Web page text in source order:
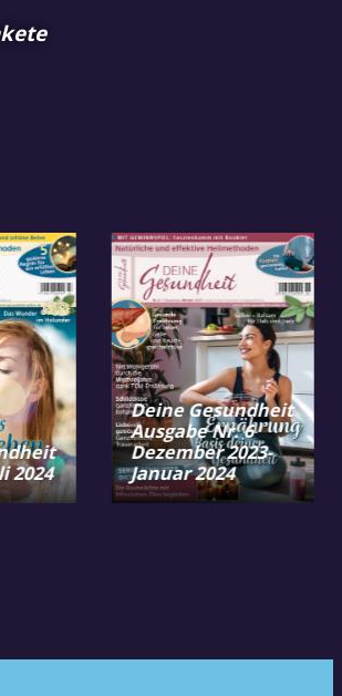
2024
Deine Gesundheit
Ausgabe Nr. 6
Dezember 2023-
Januar 2024